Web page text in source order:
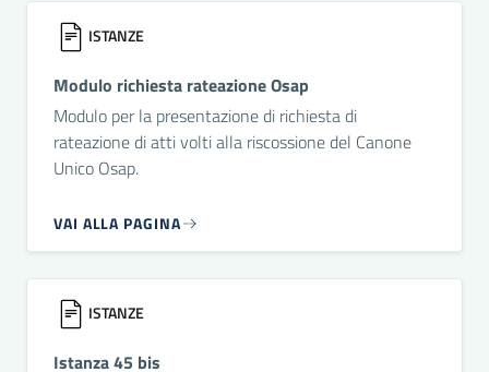
ISTANZE
Modulo richiesta rateazione Osap
Modulo per la presentazione di richiesta di
rateazione di atti volti alla riscossione del Canone
Unico Osap.
VAI ALLA PAGINA
ISTANZE
Istanza 45 bis